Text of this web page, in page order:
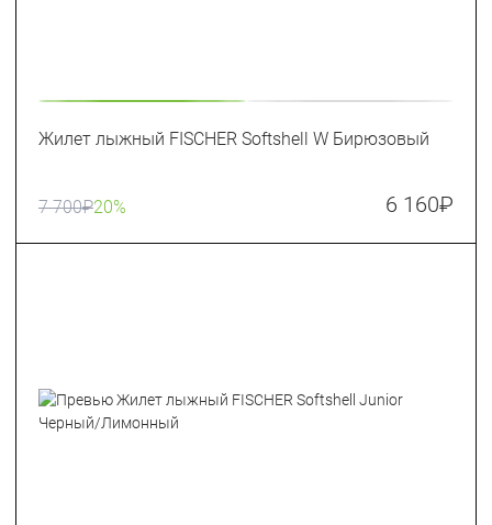
Жилет лыжный FISCHER Softshell W Бирюзовый
7 700₽20% 6 160₽